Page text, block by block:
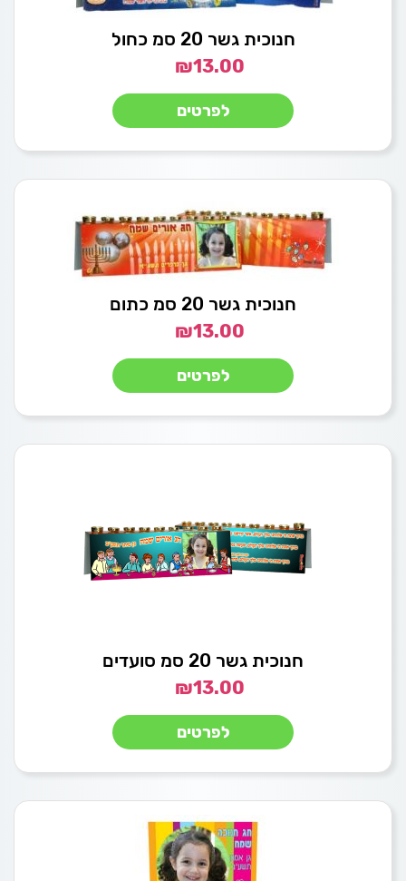
חנוכית גשר 20 סמ כחול
₪13.00
לפרטים
חנוכית גשר 20 סמ כתום
₪13.00
לפרטים
חנוכית גשר 20 סמ סועדים
₪13.00
לפרטים